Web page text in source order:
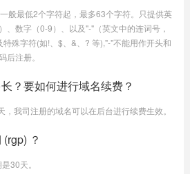
般最低2个字符起，最多63个字符。只提供英
、数字（0-9）、以及"-"（英文中的连词号，
殊字符(如!、$、&、? 等),"-"不能用作开头和
注册。
？要如何进行域名续费？
，我司注册的域名可以在后台进行续费生效。
？
30天。